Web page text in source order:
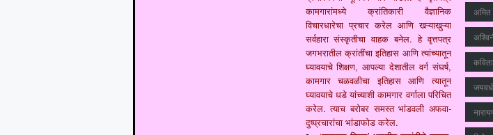
कामगारांमध्ये क्रांतिकारी वैज्ञानिक
विचारधारेचा प्रचार करेल आणि खऱ्याखुऱ्या
सर्वहारा संस्कृतीचा वाहक बनेल. हे वृत्तपत्र
जगभरातील क्रांतींचा इतिहास आणि त्यांच्यातून
घ्यावयाचे शिक्षण, आपल्या देशातील वर्ग संघर्ष,
कामगार चळवळीचा इतिहास आणि त्यातून
घ्यावयाचे धडे यांच्याशी कामगार वर्गाला परिचित
करेल. त्याच बरोबर समस्त भांडवली अफवा-
दुष्प्रचारांचा भांडाफोड करेल.
अमित
कविता